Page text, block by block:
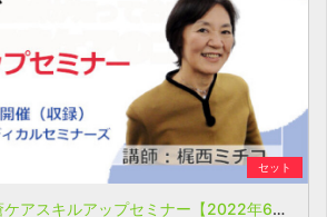
セット
🎥看護師限定、褥瘡ケアスキルアップセミナー【2022年6月12日開催(収録)】